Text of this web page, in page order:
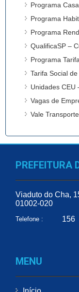
Programa
Programa
Programa
QualificaSP –
Programa
Tarifa Social
Unidades CEU
Vagas de
Vale
PREFEITURA
Viaduto do Cha,
01002-020
Telefone : 156
MENU